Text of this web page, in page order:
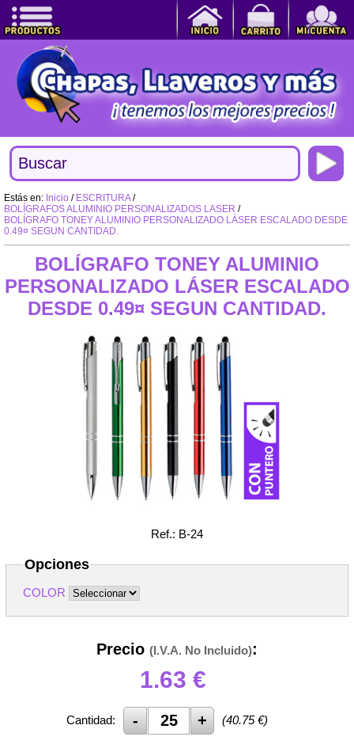
Estás en: Inicio / ESCRITURA/
BOLÍGRAFOS ALUMINIO PERSONALIZADOS LASER /
BOLÍGRAFO TONEY ALUMINIO PERSONALIZADO LÁSER ESCALADO DESDE
0.49¤ SEGUN CANTIDAD.
BOLÍGRAFO TONEY ALUMINIO
PERSONALIZADO LÁSER ESCALADO
DESDE 0.49¤ SEGUN CANTIDAD.
Ref.: B-24
Opciones
COLOR
Precio (I.V.A. No Incluido):
1.63 €
Cantidad: (40.75€)